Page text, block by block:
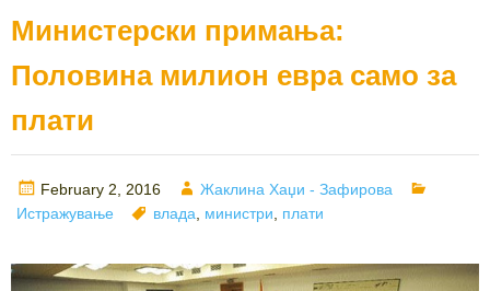
Министерски примања:
Половина милион евра само за
плати
Posted
on
February 2, 2016 Author
Жаклина Хаџи - Зафирова
Истражување
Tags
влада министри плати